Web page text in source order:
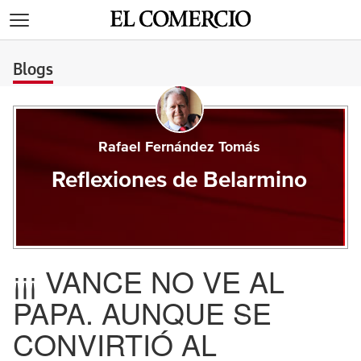
Blogs
Rafael Fernández Tomás
Reflexiones de Belarmino
¡¡¡ VANCE NO VE AL
PAPA. AUNQUE SE
CONVIRTIÓ AL